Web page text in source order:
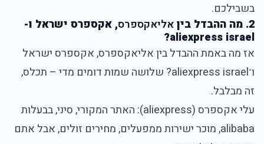
בשבילכם.
2. מה ההבדל בין
אליאקספרס, אקספרס ישראל ו-
aliexpress israel?
אז מה באמת ההבדל בין אליאקספרס, אקספרס ישראל
ו־aliexpress israel? שלושה שמות דומים מדי – תכלס,
זה מבלבל.
עלי אקספרס (aliexpress): האתר המקורי, סיני, בבעלות
alibaba, מוכר ישירות ממפעלים, מחירים זולים, אבל אתם